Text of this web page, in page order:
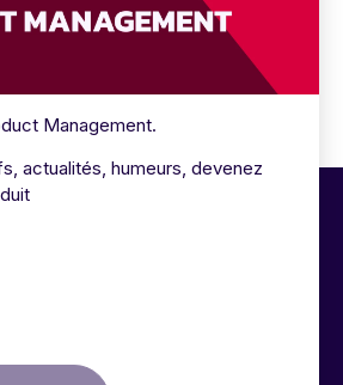
Management.
actualités, humeurs, devenez